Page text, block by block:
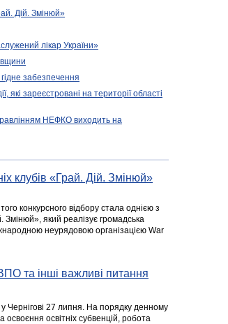
Дій. Змінюй»
лікар України»
забезпечення
які зареєстровані на території області
НЕФКО виходить на
клубів «Грай. Дій. Змінюй»
конкурсного відбору стала однією з
Змінюй», який реалізує громадська
неурядовою організацією War
та інші важливі питання
Чернігові 27 липня. На порядку денному
освітніх субвенцій, робота